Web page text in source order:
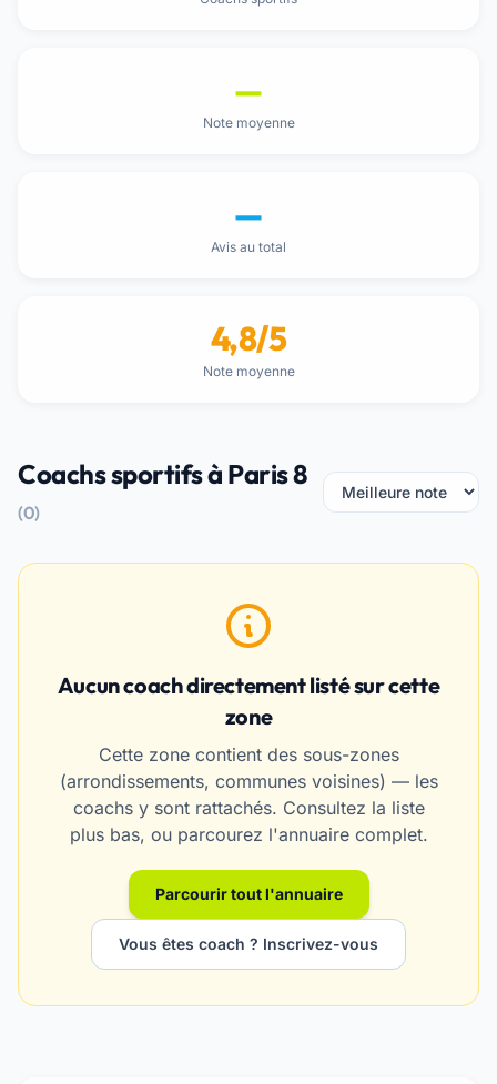
—
Note moyenne
—
Avis au total
4,8/5
Note moyenne
Coachs sportifs à Paris 8
(0)
Aucun coach directement listé sur cette
zone
Cette zone contient des sous-zones
(arrondissements, communes voisines) — les
coachs y sont rattachés. Consultez la liste
plus bas, ou parcourez l'annuaire complet.
Parcourir tout l'annuaire
Vous êtes coach ? Inscrivez-vous